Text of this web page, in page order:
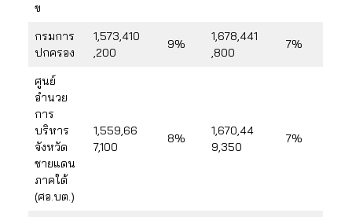
ข
กรมการ
ปกครอง
1,573,410
,200
9%
1,678,441
,800
7%
ศูนย์
อำนวย
การ
บริหาร
จังหวัด
ชายแดน
ภาคใต้
(ศอ.บต.)
1,559,66
7,100
8%
1,670,44
9,350
7%